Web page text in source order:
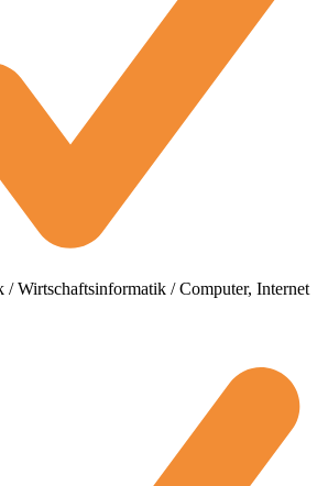
/ Wirtschaftsinformatik / Computer, Internet